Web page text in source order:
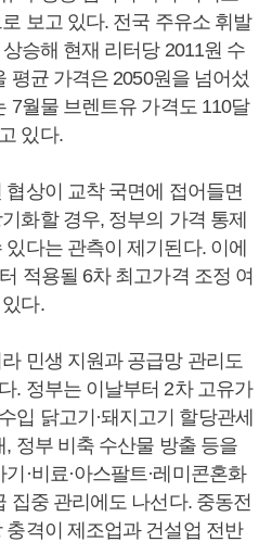
보고 있다. 전국 주유소 휘발
승해 현재 리터당 2011원 수
평균 가격은 2050원을 넘어섰
7월물 브렌트유 가격도 110달
있다.
상이 교착 국면에 접어들면
화할 경우, 정부의 가격 통제
다는 관측이 제기된다. 이에
적용될 6차 최고가격 조정 여
다.
민생 지원과 공급망 관리도
. 정부는 이날부터 2차 고유가
입 닭고기·돼지고기 할당관세
정부 비축 수산물 방출 등을
·비료·아스팔트·레미콘혼화
집중 관리에도 나선다. 중동전
격이 제조업과 건설업 전반